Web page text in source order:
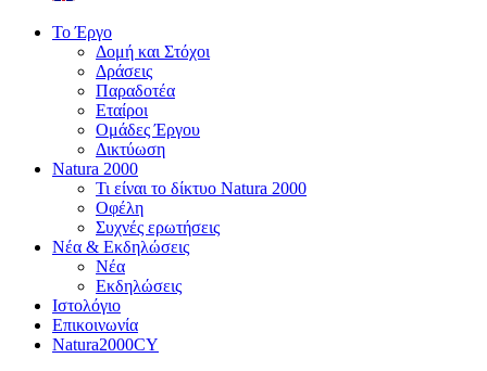
Το Έργο
Δομή και Στόχοι
Δράσεις
Παραδοτέα
Εταίροι
Ομάδες Έργου
Δικτύωση
Natura 2000
Τι είναι το δίκτυο Natura 2000
Οφέλη
Συχνές ερωτήσεις
Νέα & Εκδηλώσεις
Νέα
Εκδηλώσεις
Ιστολόγιο
Επικοινωνία
Natura2000CY